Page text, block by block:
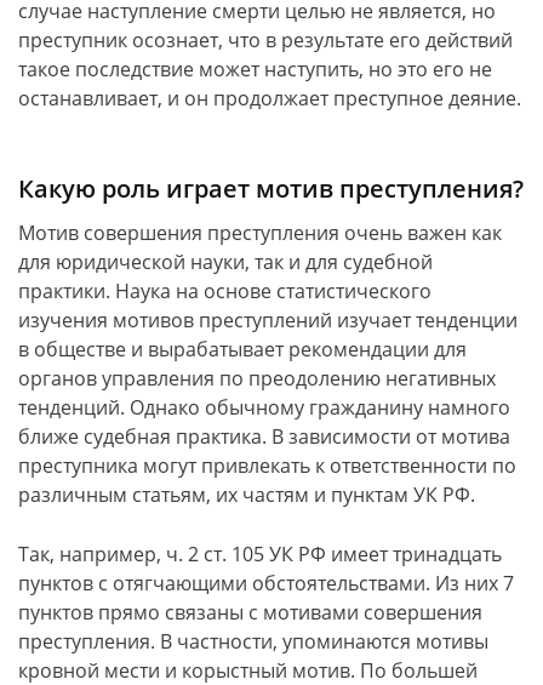
случае наступление смерти целью не является, но
преступник осознает, что в результате его действий
такое последствие может наступить, но это его не
останавливает, и он продолжает преступное деяние.
Какую роль играет мотив преступления?
Мотив совершения преступления очень важен как
для юридической науки, так и для судебной
практики. Наука на основе статистического
изучения мотивов преступлений изучает тенденции
в обществе и вырабатывает рекомендации для
органов управления по преодолению негативных
тенденций. Однако обычному гражданину намного
ближе судебная практика. В зависимости от мотива
преступника могут привлекать к ответственности по
различным статьям, их частям и пунктам УК РФ.
Так, например, ч. 2 ст. 105 УК РФ имеет тринадцать
пунктов с отягчающими обстоятельствами. Из них 7
пунктов прямо связаны с мотивами совершения
преступления. В частности, упоминаются мотивы
кровной мести и корыстный мотив. По большей